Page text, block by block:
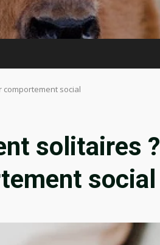
comportement social
solitaires ?
social